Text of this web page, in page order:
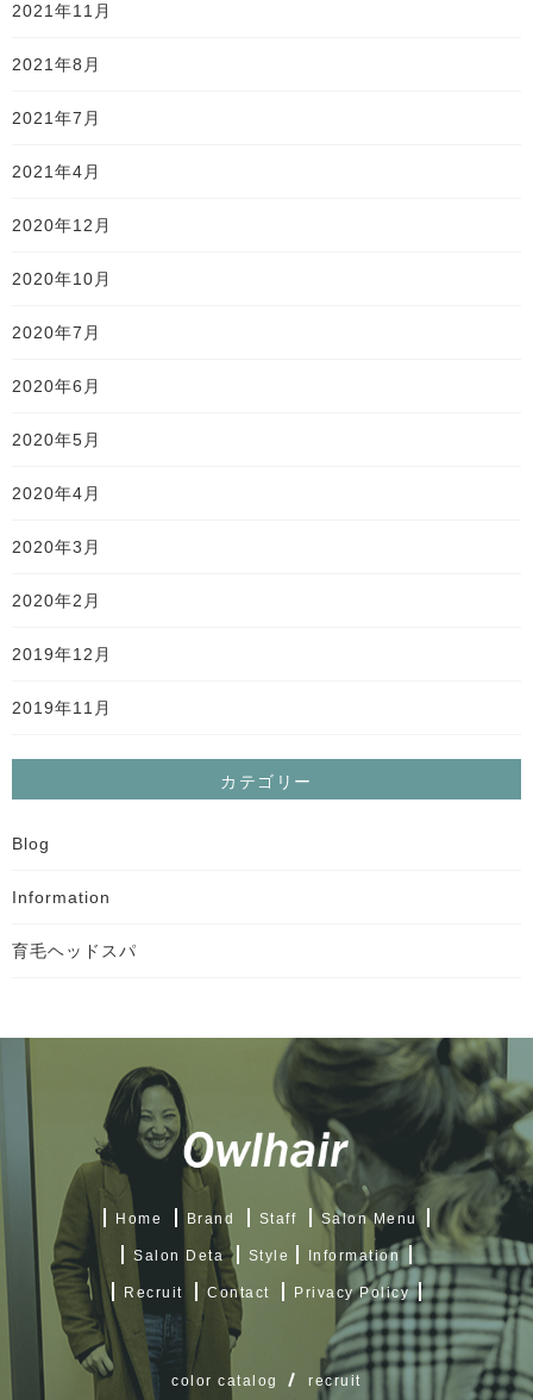
2021年11月
2021年8月
2021年7月
2021年4月
2020年12月
2020年10月
2020年7月
2020年6月
2020年5月
2020年4月
2020年3月
2020年2月
2019年12月
2019年11月
カテゴリー
Blog
Information
育毛ヘッドスパ
Home Brand Staff Salon Menu
Salon Deta Style Information
Recruit Contact Privacy Policy
color catalog recruit